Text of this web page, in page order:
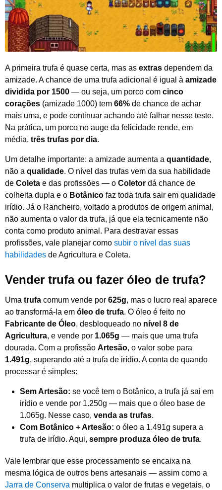
A primeira trufa é quase certa, mas as extras dependem da
amizade. A chance de uma trufa adicional é igual à amizade
dividida por 1500 — ou seja, um porco com cinco
corações (amizade 1000) tem 66% de chance de achar
mais uma, e pode continuar achando até falhar nesse teste.
Na prática, um porco no auge da felicidade rende, em
média, três trufas por dia.
Um detalhe importante: a amizade aumenta a quantidade,
não a qualidade. O nível das trufas vem da sua habilidade
de Coleta e das profissões — o Coletor dá chance de
colheita dupla e o Botânico faz toda trufa sair em qualidade
irídio. Já o Rancheiro, voltado a produtos de origem animal,
não aumenta o valor da trufa, já que ela tecnicamente não
conta como produto animal. Para destravar essas
profissões, vale planejar como subir o nível das suas
habilidades de Agricultura e Coleta.
Vender trufa ou fazer óleo de trufa?
Uma trufa comum vende por 625g, mas o lucro real aparece
ao transformá-la em óleo de trufa. O óleo é feito no
Fabricante de Óleo, desbloqueado no nível 8 de
Agricultura, e vende por 1.065g — mais que uma trufa
dourada. Com a profissão Artesão, o valor sobe para
1.491g, superando até a trufa de irídio. A conta de quando
processar é simples:
Sem Artesão: se você tem o Botânico, a trufa já sai em
irídio e vende por 1.250g — mais que o óleo base de
1.065g. Nesse caso, venda as trufas.
Com Botânico + Artesão: o óleo a 1.491g supera a
trufa de irídio. Aqui, sempre produza óleo de trufa.
Vale lembrar que esse processamento se encaixa na
mesma lógica de outros bens artesanais — assim como a
Jarra de Conserva multiplica o valor de frutas e vegetais, o